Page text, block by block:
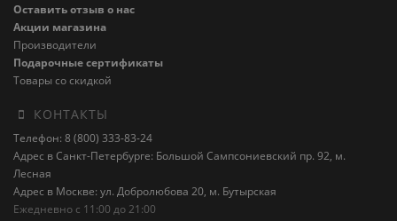
Оставить отзыв о нас
Акции магазина
Производители
Подарочные сертификаты
Товары со скидкой
КОНТАКТЫ
Телефон: 8 (800) 333-83-24
Адрес в Санкт-Петербурге: Большой Сампсониевский пр. 92, м.
Лесная
Адрес в Москве: ул. Добролюбова 20, м. Бутырская
Ежедневно с 11:00 до 21:00